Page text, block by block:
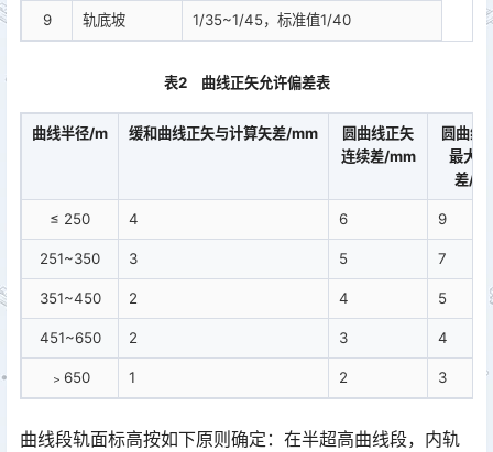
9 轨底坡 1/35~1/45，标准值1/40
表2 曲线正矢允许偏差表
曲线半径/m 缓和曲线正矢与计算矢差/mm
圆曲线正矢
连续差/mm
圆曲线
最大
差/
≤ 250 4 6 9
251~350 3 5 7
351~450 2 4 5
451~650 2 3 4
﹥650 1 2 3
曲线段轨面标高按如下原则确定：在半超高曲线段，内轨